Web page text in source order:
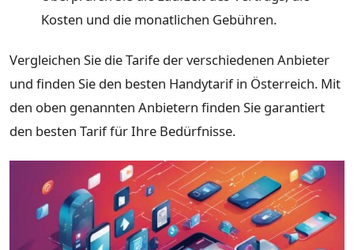
Kosten und die monatlichen Gebühren.
Vergleichen Sie die Tarife der verschiedenen Anbieter
und finden Sie den besten Handytarif in Österreich. Mit
den oben genannten Anbietern finden Sie garantiert
den besten Tarif für Ihre Bedürfnisse.